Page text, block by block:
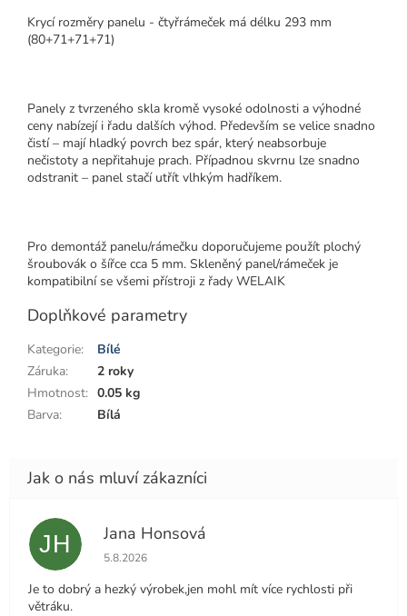
Krycí rozměry panelu - čtyřrámeček má délku 293 mm
(80+71+71+71)
Panely z tvrzeného skla kromě vysoké odolnosti a výhodné
ceny nabízejí i řadu dalších výhod. Především se velice snadno
čistí – mají hladký povrch bez spár, který neabsorbuje
nečistoty a nepřitahuje prach. Případnou skvrnu lze snadno
odstranit – panel stačí utřít vlhkým hadříkem.
Pro demontáž panelu/rámečku doporučujeme použít plochý
šroubovák o šířce cca 5 mm. Skleněný panel/rámeček je
kompatibilní se všemi přístroji z řady WELAIK
Doplňkové parametry
Kategorie:
Bílé
Záruka:
2 roky
Hmotnost: 0.05 kg
Barva: Bílá
JH Jana Honsová
Hodnocení obchodu je 5 z 5 hvězdiček.
5.8.2026
Je to dobrý a hezký výrobek,jen mohl mít více rychlosti při
větráku.